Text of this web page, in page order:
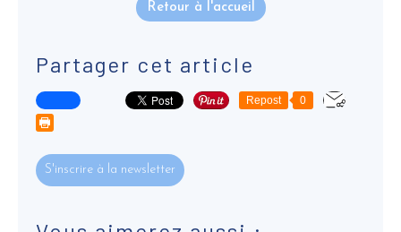
Retour à l'accueil
Partager cet article
Repost 0
S'inscrire à la newsletter